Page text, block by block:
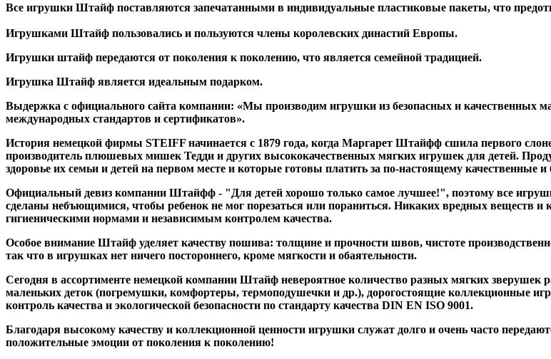
Все игрушки Штайф поставляются запечатанными в индивидуальные пластиковые пакеты, что
Игрушками Штайф пользовались и пользуются члены королевских династий Европы.
Игрушки штайф передаются от поколения к поколению, что является семейной традицией.
Игрушка Штайф является идеальным подарком.
Выдержка с официального сайта компании: «Мы производим игрушки из безопасных и качественных
международных стандартов и сертификатов».
История немецкой фирмы STEIFF начинается с 1879 года, когда Маргарет Штайфф сшила первого
производитель плюшевых мишек Тедди и других высококачественных мягких игрушек для детей.
здоровье их семьи и детей на первом месте и которые готовы платить за по-настоящему качественные
Официальный девиз компании Штайфф - "Для детей хорошо только самое лучшее!", поэтому все
сделаны небъющимися, чтобы ребенок не мог порезаться или пораниться. Никаких вредных веществ и
гигиеническими нормами и независимым контролем качества.
Особое внимание Штайф уделяет качеству пошива: толщине и прочности швов, чистоте
так что в игрушках нет ничего постороннего, кроме мягкости и обаятельности.
Сегодня в ассортименте немецкой компании Штайф невероятное количество разных мягких
маленьких деток (погремушки, комфортеры, термоподушечки и др.), дорогостоящие коллекционные
контроль качества и экологической безопасности по стандарту качества DIN EN ISO 9001.
Благодаря высокому качеству и коллекционной ценности игрушки служат долго и очень часто
положительные эмоции от поколения к поколению!